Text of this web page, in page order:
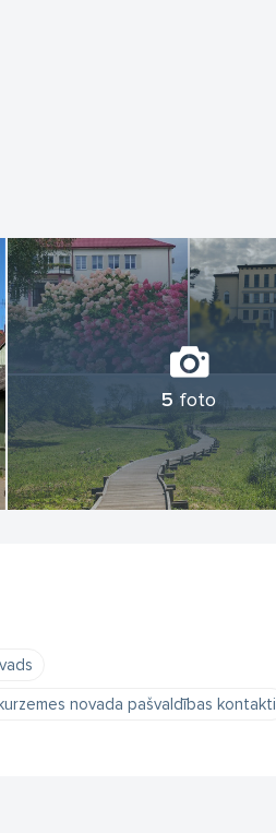
5 foto
novada pašvaldības kontakti